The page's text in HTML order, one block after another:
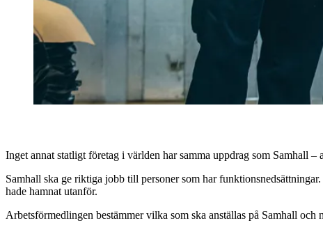
Inget annat statligt företag i världen har samma uppdrag som Samhall –
Samhall ska ge riktiga jobb till personer som har
hade hamnat utanför.
Arbetsförmedlingen bestämmer vilka som ska anställas på Samhall och